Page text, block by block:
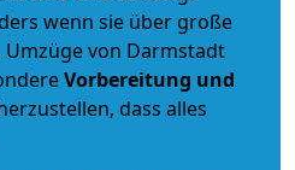
wenn sie über große
von Darmstadt
Vorbereitung und
dass alles